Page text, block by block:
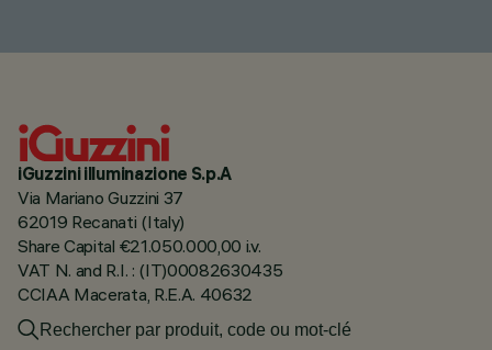
iGuzzini illuminazione S.p.A
Via Mariano Guzzini 37
62019 Recanati (Italy)
Share Capital €21.050.000,00 i.v.
VAT N. and R.I. : (IT)00082630435
CCIAA Macerata, R.E.A. 40632